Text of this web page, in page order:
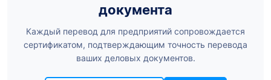
документа
Каждый перевод для предприятий сопровождается
сертификатом, подтверждающим точность перевода
ваших деловых документов.